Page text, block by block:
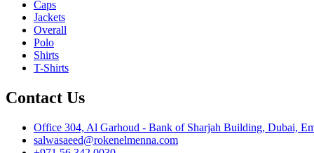
Caps
Jackets
Overall
Polo
Shirts
T-Shirts
Contact Us
Office 304, Al Garhoud - Bank of Sharjah Building, Dubai,
salwasaeed@rokenelmenna.com